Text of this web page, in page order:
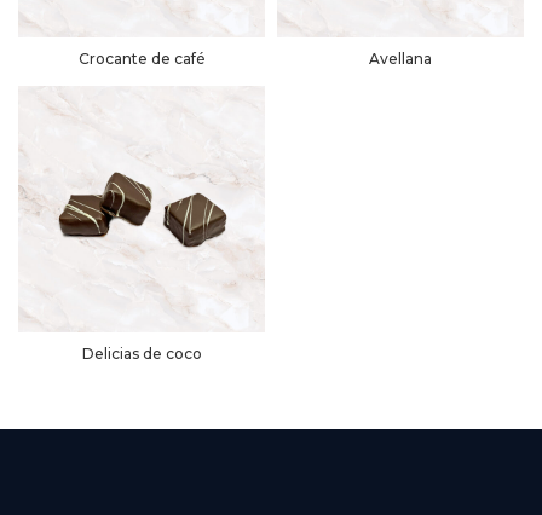
Crocante de café Avellana
Delicias de coco